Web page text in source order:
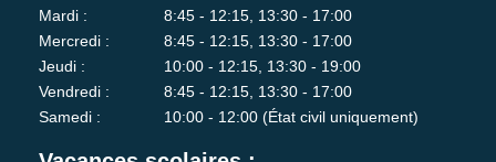
Mardi :
8:45 - 12:15, 13:30 - 17:00
Mercredi :
8:45 - 12:15, 13:30 - 17:00
Jeudi :
10:00 - 12:15, 13:30 - 19:00
Vendredi :
8:45 - 12:15, 13:30 - 17:00
Samedi :
10:00 - 12:00 (État civil uniquement)